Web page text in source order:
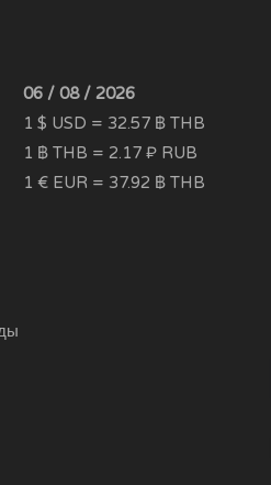
06 / 08 / 2026
1 $ USD = 32.57 ฿ THB
1 ฿ THB = 2.17 ₽ RUB
1 € EUR = 37.92 ฿ THB